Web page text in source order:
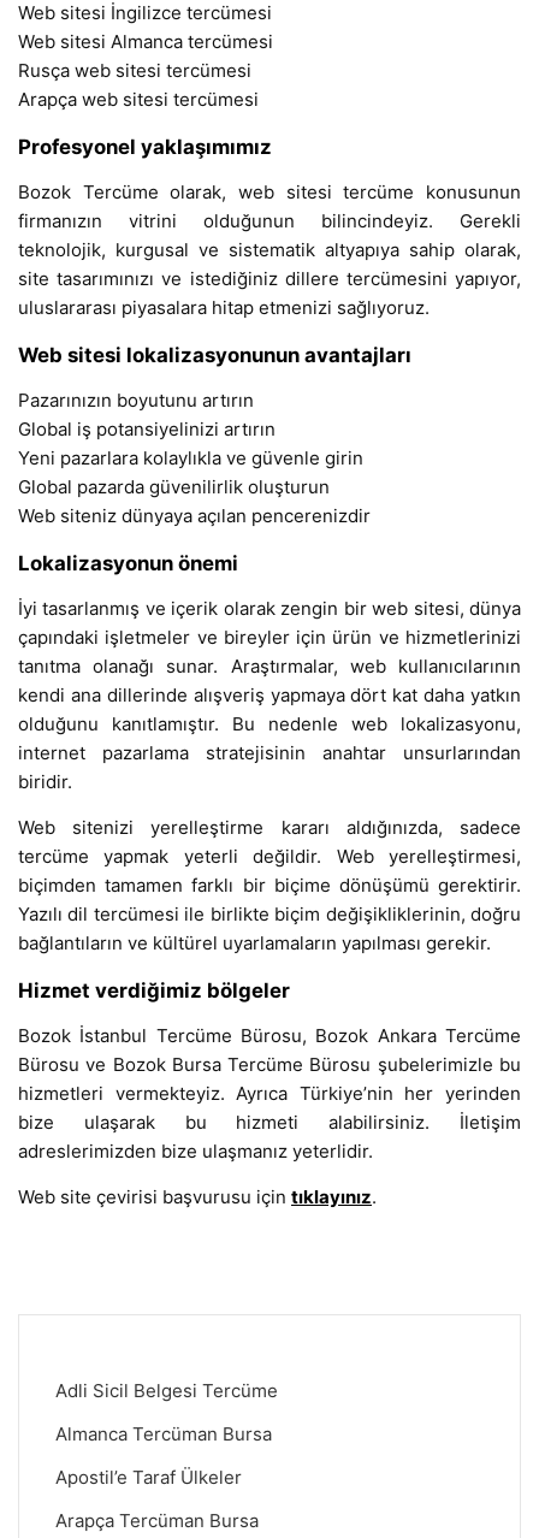
Web sitesi İngilizce tercümesi
Web sitesi Almanca tercümesi
Rusça web sitesi tercümesi
Arapça web sitesi tercümesi
Profesyonel yaklaşımımız
Bozok Tercüme olarak, web sitesi tercüme konusunun
firmanızın vitrini olduğunun bilincindeyiz. Gerekli
teknolojik, kurgusal ve sistematik altyapıya sahip olarak,
site tasarımınızı ve istediğiniz dillere tercümesini yapıyor,
uluslararası piyasalara hitap etmenizi sağlıyoruz.
Web sitesi lokalizasyonunun avantajları
Pazarınızın boyutunu artırın
Global iş potansiyelinizi artırın
Yeni pazarlara kolaylıkla ve güvenle girin
Global pazarda güvenilirlik oluşturun
Web siteniz dünyaya açılan pencerenizdir
Lokalizasyonun önemi
İyi tasarlanmış ve içerik olarak zengin bir web sitesi, dünya
çapındaki işletmeler ve bireyler için ürün ve hizmetlerinizi
tanıtma olanağı sunar. Araştırmalar, web kullanıcılarının
kendi ana dillerinde alışveriş yapmaya dört kat daha yatkın
olduğunu kanıtlamıştır. Bu nedenle web lokalizasyonu,
internet pazarlama stratejisinin anahtar unsurlarından
biridir.
Web sitenizi yerelleştirme kararı aldığınızda, sadece
tercüme yapmak yeterli değildir. Web yerelleştirmesi,
biçimden tamamen farklı bir biçime dönüşümü gerektirir.
Yazılı dil tercümesi ile birlikte biçim değişikliklerinin, doğru
bağlantıların ve kültürel uyarlamaların yapılması gerekir.
Hizmet verdiğimiz bölgeler
Bozok İstanbul Tercüme Bürosu, Bozok Ankara Tercüme
Bürosu ve Bozok Bursa Tercüme Bürosu şubelerimizle bu
hizmetleri vermekteyiz. Ayrıca Türkiye’nin her yerinden
bize ulaşarak bu hizmeti alabilirsiniz. İletişim
adreslerimizden bize ulaşmanız yeterlidir.
Web site çevirisi başvurusu için tıklayınız.
Adli Sicil Belgesi Tercüme
Almanca Tercüman Bursa
Apostil’e Taraf Ülkeler
Arapça Tercüman Bursa